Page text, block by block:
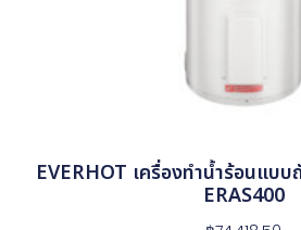
EVERHOT เครื่องทำน้ำร้อนแบ
ERAS400